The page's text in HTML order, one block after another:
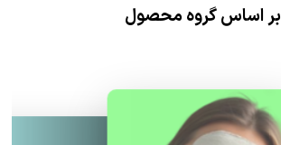
بر اساس گروه محصول